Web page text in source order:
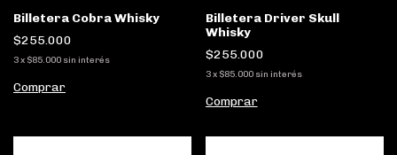
Billetera Cobra Whisky
$255.000
3x $85.000 sin interés
Comprar
Billetera Driver Skull
Whisky
$255.000
3 x $85.000 sin interés
Comprar